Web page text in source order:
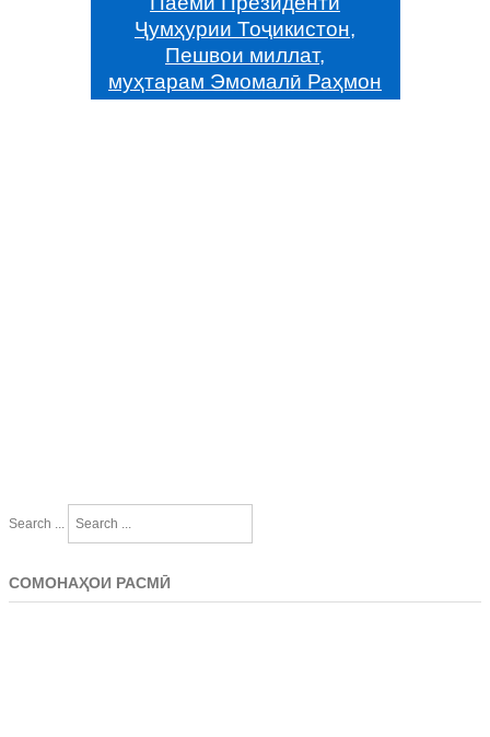
Ҷумҳурии Тоҷикистон,
Пешвои миллат,
муҳтарам Эмомалӣ Раҳмон
Search ...
СОМОНАҲОИ РАСМӢ